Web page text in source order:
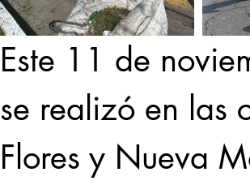
Este 11 de
se realizó en las
Flores y Nueva